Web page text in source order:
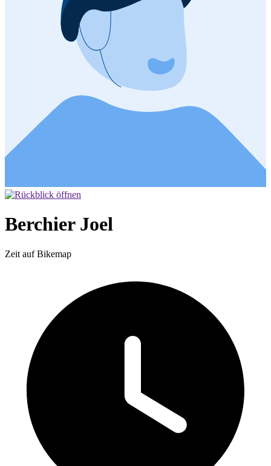
Berchier Joel
Zeit auf Bikemap